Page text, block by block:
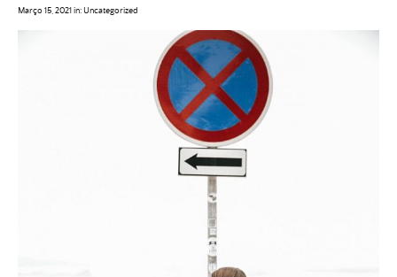
Março 15, 2021in: Uncategorized